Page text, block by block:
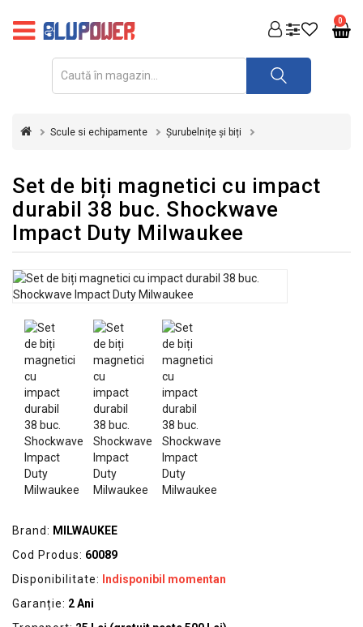
0
FOTOVOLTAICE
REDRESOARE
INVERTOARE
STABILIZATOARE
DE
TENSIUNE
CASA
GRADINA
SCULE
ECHIPAMENTE
ELECTRICE
ECHIPAMENTE
PROTECȚIE
KITURI
FOTOVOLTAICE
Scule si echipamente Șurubelnițe și biți
Set de biți magnetici cu impact
durabil 38 buc. Shockwave
Impact Duty Milwaukee
Brand: MILWAUKEE
Cod Produs: 60089
Disponibilitate:
Indisponibil momentan
Garanție: 2 Ani